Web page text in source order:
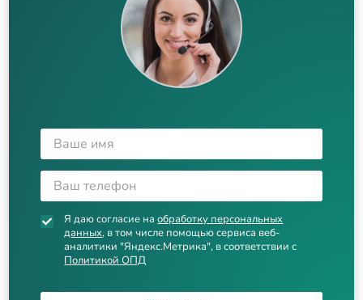
Я даю согласие наобработку персональных
данных, в том числе помощью сервиса веб-
аналитики "Яндекс.Метрика", в соответствии с
Политикой ОПД